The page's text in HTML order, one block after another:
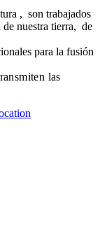
, son trabajados
de nuestra tierra, de
para la fusión
las